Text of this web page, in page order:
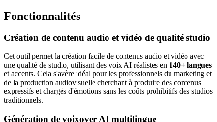
Fonctionnalités
Création de contenu audio et vidéo de qualité studio
Cet outil permet la création facile de contenus audio et vidéo avec
une qualité de studio, utilisant des voix AI réalistes en 140+ langues
et accents. Cela s'avère idéal pour les professionnels du marketing et
de la production audiovisuelle cherchant à produire des contenus
expressifs et chargés d'émotions sans les coûts prohibitifs des studios
traditionnels.
Génération de voixover AI multilingue